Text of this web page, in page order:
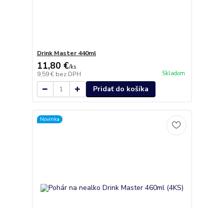
Drink Master 440ml
11,80 €/ks
9,59 € bez DPH Skladom
Pridať do košíka
Novinka